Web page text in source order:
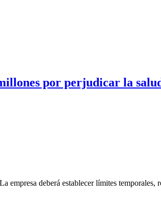
por perjudicar la
deberá establecer límites